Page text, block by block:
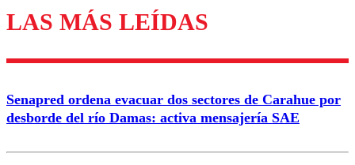
Los comentarios son moderados para garantizar un
diálogo respetuoso.
Nombre
Correo
LAS MÁS LEÍDAS
Senapred ordena evacuar dos sectores de Carahue por
desborde del río Damas: activa mensajería SAE